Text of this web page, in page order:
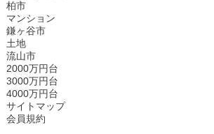
柏市
マンション
鎌ヶ谷市
土地
流山市
2000万円台
3000万円台
4000万円台
サイトマップ
会員規約